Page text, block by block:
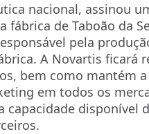
nacional, assinou
de Taboão da
pela
A Novartis ficará
bem como mantém
em todos os
disponível